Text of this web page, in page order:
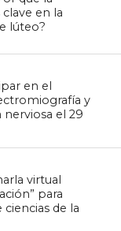
en la
lúteo?
en el
y
el 29
virtual
para
de la